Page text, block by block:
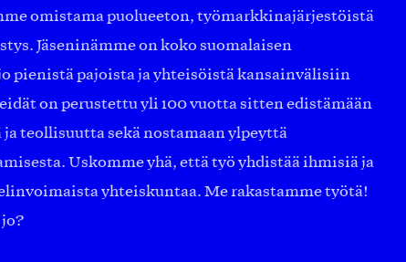
omistama puolueeton, työmarkkinajärjestöistä
Jäseninämme on koko suomalaisen
pienistä pajoista ja yhteisöistä kansainvälisiin
on perustettu yli 100 vuotta sitten edistämään
teollisuutta sekä nostamaan ylpeyttä
Uskomme yhä, että työ yhdistää ihmisiä ja
yhteiskuntaa. Me rakastamme työtä!